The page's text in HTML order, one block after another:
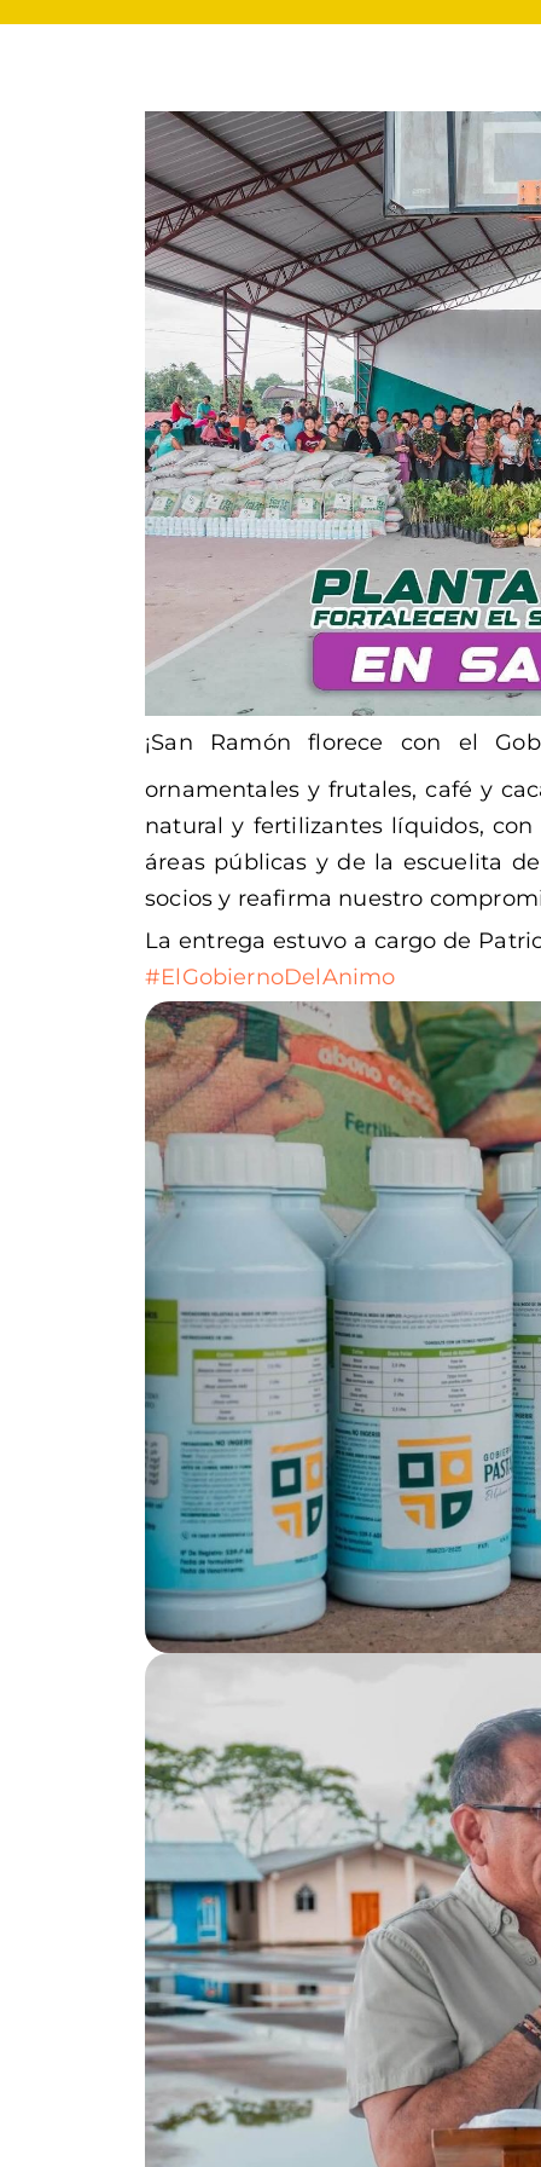
¡San Ramón florece con el
ornamentales y frutales, café y
natural y fertilizantes líquidos,
áreas públicas y de la escuelita
socios y reafirma nuestro
La entrega estuvo a cargo de
#ElGobiernoDelAnimo